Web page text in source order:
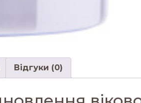
Відгуки (0)